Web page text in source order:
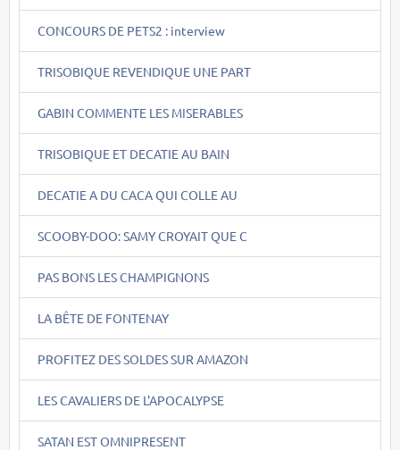
CONCOURS DE PETS2 : interview
TRISOBIQUE REVENDIQUE UNE PART
GABIN COMMENTE LES MISERABLES
TRISOBIQUE ET DECATIE AU BAIN
DECATIE A DU CACA QUI COLLE AU
SCOOBY-DOO: SAMY CROYAIT QUE C
PAS BONS LES CHAMPIGNONS
LA BÊTE DE FONTENAY
PROFITEZ DES SOLDES SUR AMAZON
LES CAVALIERS DE L'APOCALYPSE
SATAN EST OMNIPRESENT